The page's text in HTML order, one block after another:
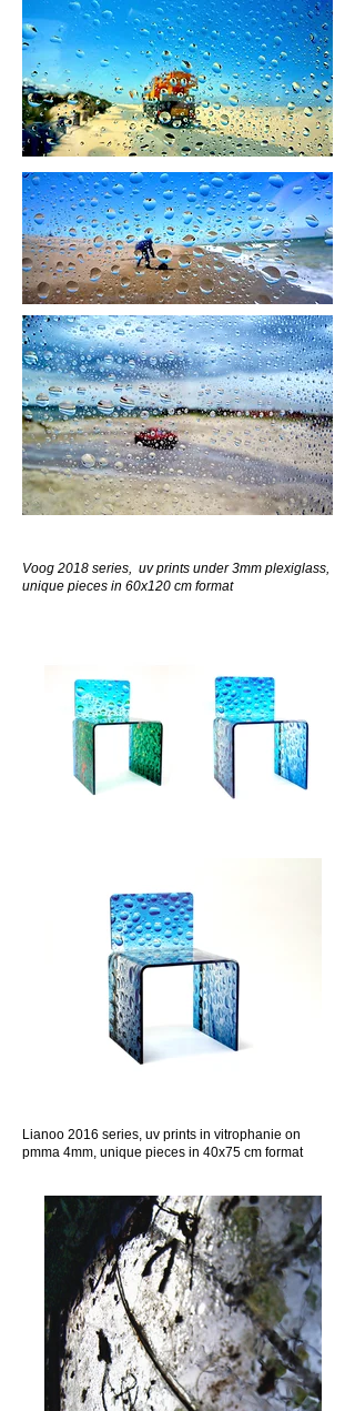
Voog 2018 series, uv prints under 3mm plexiglass,
unique pieces in 60x120 cm format
Lianoo 2016 series, uv prints in vitrophanie on
pmma 4mm, unique pieces in 40x75 cm format